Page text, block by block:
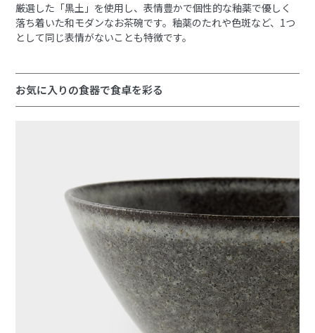
厳選した「黒土」を使用し、表情豊かで個性的な釉薬で優しく
落ち着いた和モダンなお茶碗です。釉薬のたれや色斑など、1つ
として同じ表情がないことも特徴です。
お気に入りの食器で食卓を彩る